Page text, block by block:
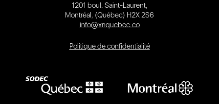
1201 boul. Saint-Laurent,
Montréal, (Québec) H2X 2S6
info@xnquebec.co
Politique de confidentialité